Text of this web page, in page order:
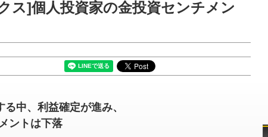
ス]個人投資家の金投資センチメン
中、利益確定が進み、
ントは下落